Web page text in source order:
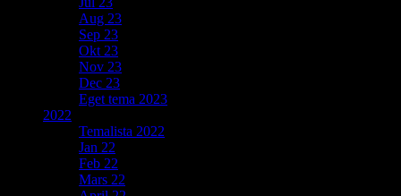
Aug 23
Sep 23
Okt 23
Nov 23
Dec 23
Eget tema 2023
2022
Temalista 2022
Jan 22
Feb 22
Mars 22